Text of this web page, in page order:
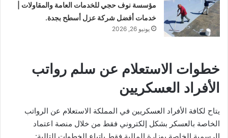
مؤسسة نوف حجي للخدمات العامة والمقاولات |
خدمات أفضل شركة عزل أسطح بجدة.
يونيو 26, 2026
خطوات الاستعلام عن سلم رواتب
الأفراد العسكريين
يتاح لكافة الأفراد العسكريين في المملكة الاستعلام عن الرواتب
الخاصة بالعسكر بشكل إلكتروني فقط من خلال منصة اعتماد